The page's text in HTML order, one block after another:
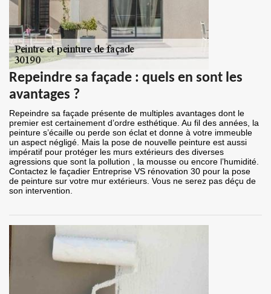
Repeindre sa façade : quels en sont les
avantages ?
Repeindre sa façade présente de multiples avantages dont le
premier est certainement d’ordre esthétique. Au fil des années, la
peinture s’écaille ou perde son éclat et donne à votre immeuble
un aspect négligé. Mais la pose de nouvelle peinture est aussi
impératif pour protéger les murs extérieurs des diverses
agressions que sont la pollution , la mousse ou encore l’humidité.
Contactez le façadier Entreprise VS rénovation 30 pour la pose
de peinture sur votre mur extérieurs. Vous ne serez pas déçu de
son intervention.